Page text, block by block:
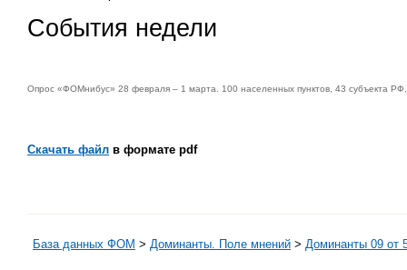
События недели
Опрос «ФОМнибус» 28 февраля – 1 марта. 100 населенных пунктов, 43 субъекта
Скачать файл в формате pdf
База данных ФОМ > Доминанты. Поле мнений > Доминанты 09 от